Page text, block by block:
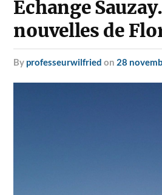
Echange
nouvelles de
by professeurwilfried on 28